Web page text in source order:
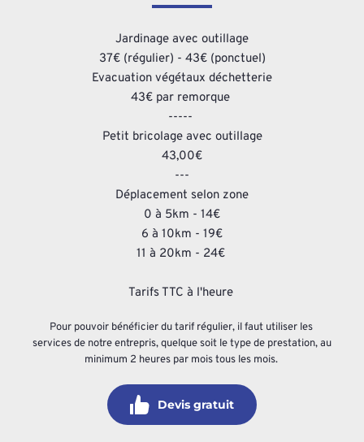
Jardinage avec outillage
37€ (régulier) - 43€ (ponctuel)
Evacuation végétaux déchetterie
43€ par remorque
-----
Petit bricolage avec outillage
43,00€
---
Déplacement selon zone
0 à 5km - 14€
6 à 10km - 19€
11 à 20km - 24€
Tarifs TTC à l'heure
Pour pouvoir bénéficier du tarif régulier, il faut utiliser les
services de notre entrepris, quelque soit le type de prestation, au
minimum 2 heures par mois tous les mois.
Devis gratuit